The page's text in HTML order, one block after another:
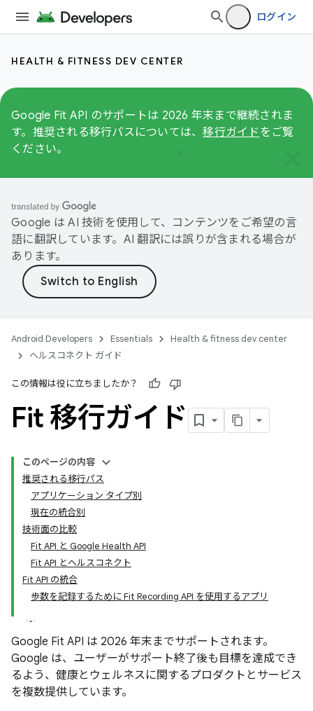
ログイン
HEALTH & FITNESS DEV CENTER
Google Fit API のサポートは 2026 年末まで継続されま
す。推奨される移行パスについては、移行ガイド をご覧
ください。
Google は AI 技術を使用して、コンテンツをご希望の言
語に翻訳しています。AI 翻訳には誤りが含まれる場合が
あります。
Android Developers Essentials
Health & fitness dev center
ヘルスコネクト ガイド
この情報は役に立ちましたか？
Fit 移行ガイド
このページの内容
推奨される移行パス
アプリケーション タイプ別
現在の統合別
技術面の比較
Fit API と Google Health API
Fit API とヘルスコネクト
Fit API の統合
歩数を記録するために Fit Recording API を使用するアプリ
Google Fit API は 2026 年末までサポートされます。
Google は、ユーザーがサポート終了後も目標を達成でき
るよう、健康とウェルネスに関するプロダクトとサービス
を複数提供しています。